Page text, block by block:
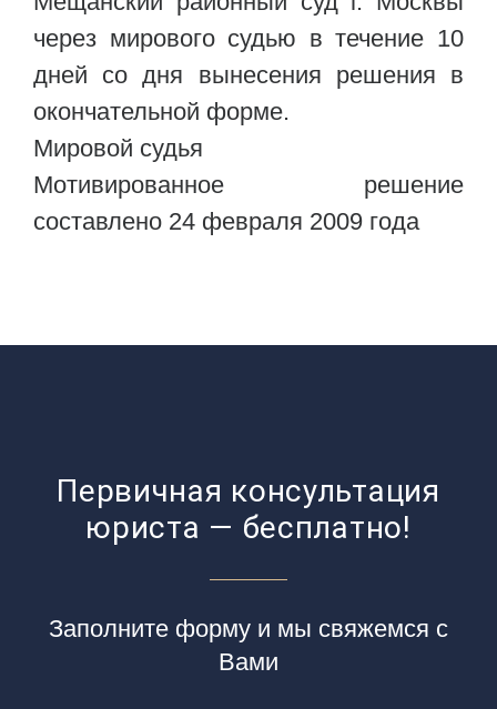
через мирового судью в течение 10
дней со дня вынесения решения в
окончательной форме.
Мировой судья
Мотивированное решение
составлено 24 февраля 2009 года
Первичная консультация
юриста — бесплатно!
Заполните форму и мы свяжемся с
Вами